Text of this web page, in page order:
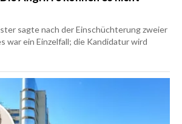
sagte nach der Einschüchterung zweier
war ein Einzelfall; die Kandidatur wird